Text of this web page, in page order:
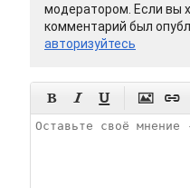
модератором. Если вы
комментарий был
авторизуйтесь
    